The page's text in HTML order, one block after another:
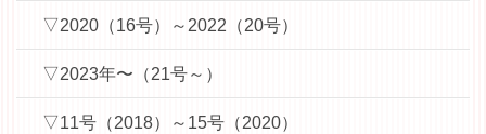
▽2020（16号）～2022（20号）
▽2023年〜（21号～）
▽11号（2018）～15号（2020）